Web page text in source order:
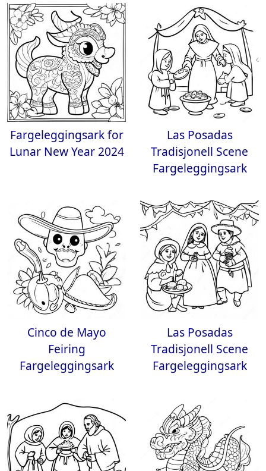
Fargeleggingsark for
Lunar New Year 2024
Las Posadas
Tradisjonell Scene
Fargeleggingsark
Cinco de Mayo
Feiring
Fargeleggingsark
Las Posadas
Tradisjonell Scene
Fargeleggingsark